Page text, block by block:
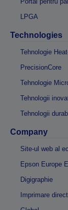
LPGA
Technologies
Tehnologie
PrecisionCore
Tehnologie
Tehnologii
Tehnologii
Company
Site-ul web al
Epson Europe
Digigraphie
Imprimare